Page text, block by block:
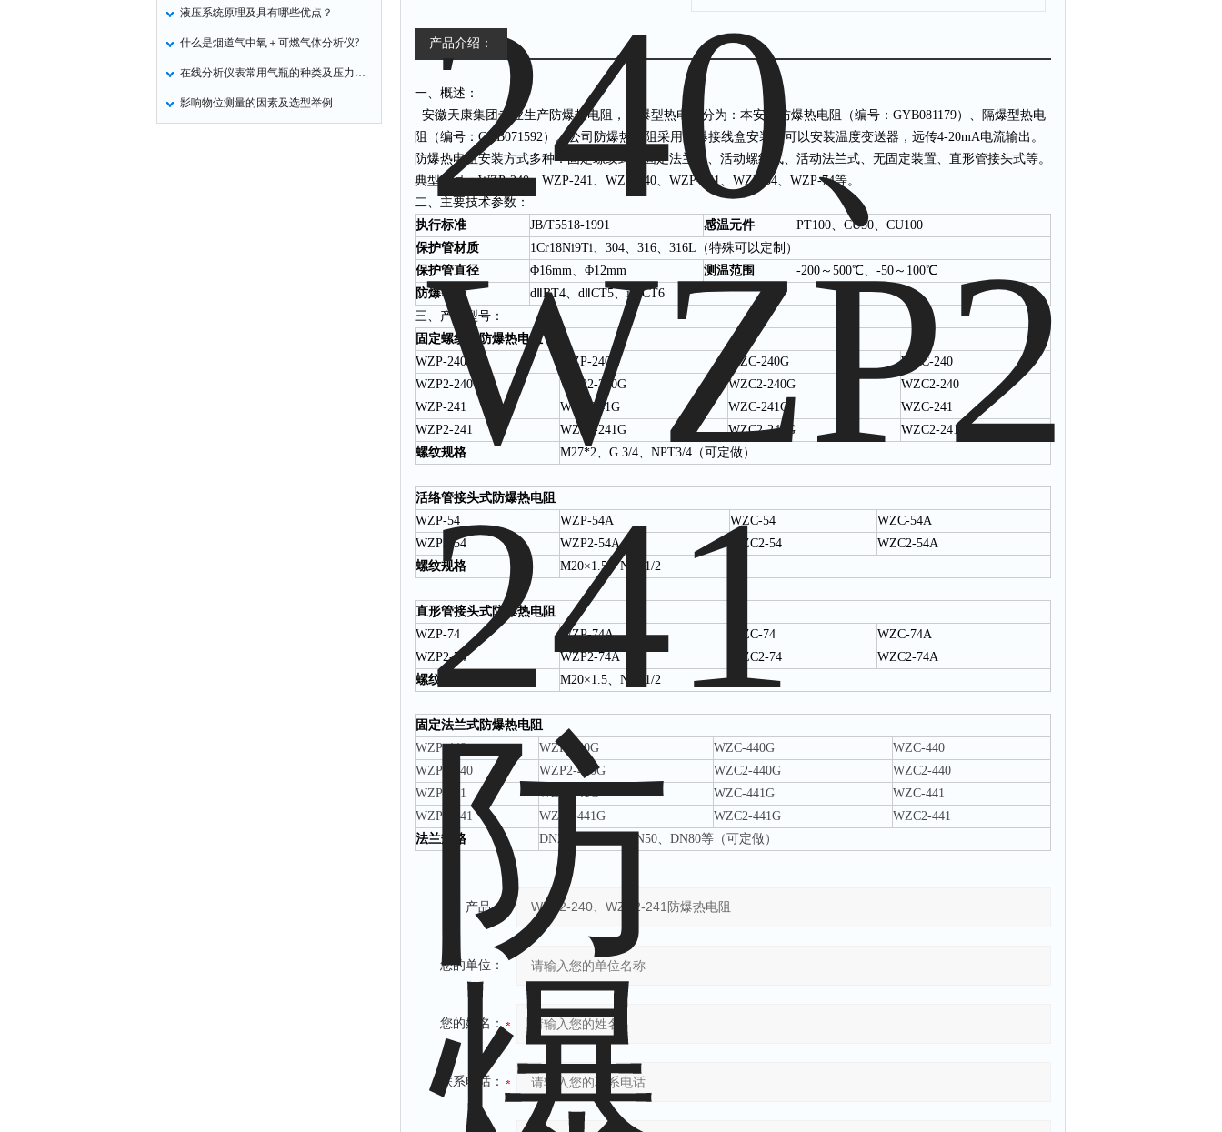
液压系统原理及具有哪些优点？
什么是烟道气中氧＋可燃气体分析仪?
在线分析仪表常用气瓶的种类及压力等级
影响物位测量的因素及选型举例
产品介绍：
一、概述：
安徽天康集团专业生产防爆热电阻，防爆型热电阻分为：本安型防爆热电阻（编号：GYB081179）、隔爆型热电
阻（编号：GYB071592）。公司防爆热电阻采用防爆接线盒安装，可以安装温度变送器，远传4-20mA电流输出。
防爆热电阻安装方式多种：固定螺纹式、固定法兰式、活动螺纹式、活动法兰式、无固定装置、直形管接头式等。
典型型号：WZP-240、WZP-241、WZP-440、WZP-441、WZP-54、WZP-74等。
二、主要技术参数：
执行标准
JB/T5518-1991 感温元件
PT100、CU50、CU100
保护管材质
1Cr18Ni9Ti、304、316、316L（特殊可以定制）
保护管直径
Φ16mm、Φ12mm 测温范围
-200～500℃、-50～100℃
防爆等级
dⅡBT4、dⅡCT5、iaⅡCT6
三、产品型号：
固定螺纹式防爆热电阻
WZP-240
WZP-240G WZC-240G
WZC-240
WZP2-240
WZP2-240G WZC2-240G
WZC2-240
WZP-241
WZP-241G WZC-241G
WZC-241
WZP2-241
WZP2-241G WZC2-241G
WZC2-241
螺纹规格
M27*2、G 3/4、NPT3/4（可定做）
活络管接头式防爆热电阻
WZP-54
WZP-54A WZC-54
WZC-54A
WZP2-54
WZP2-54A WZC2-54
WZC2-54A
螺纹规格
M20×1.5、NPT1/2
直形管接头式防爆热电阻
WZP-74
WZP-74A WZC-74
WZC-74A
WZP2-74
WZP2-74A WZC2-74
WZC2-74A
螺纹规格
M20×1.5、NPT1/2
固定法兰式防爆热电阻
WZP-440
WZP-440G WZC-440G
WZC-440
WZP2-440
WZP2-440G WZC2-440G
WZC2-440
WZP-441
WZP-441G WZC-441G
WZC-441
WZP2-441
WZP2-441G WZC2-441G
WZC2-441
法兰规格
DN20、DN25、DN50、DN80等（可定做）
产品：
您的单位：
您的姓名：
联系电话：